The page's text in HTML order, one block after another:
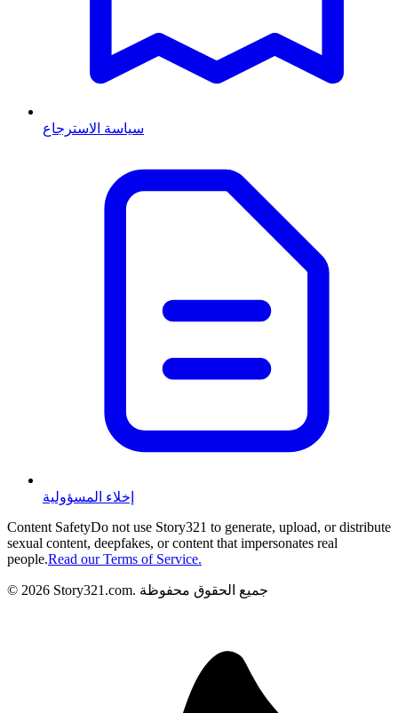
سياسة الاسترجاع
إخلاء المسؤولية
Content SafetyDo not use Story321 to generate, upload, or distribute
sexual content, deepfakes, or content that impersonates real
people.Read our Terms of Service.
© 2026 Story321.com. جميع الحقوق محفوظة